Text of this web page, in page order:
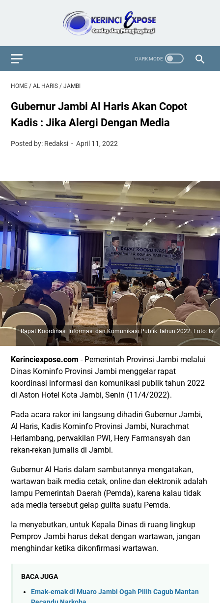
HOME / AL HARIS / JAMBI
Gubernur Jambi Al Haris Akan Copot
Kadis : Jika Alergi Dengan Media
Posted by: Redaksi April 11, 2022
Rapat Koordinasi Informasi dan Komunikasi Publik Tahun 2022. Foto: Ist
Kerinciexpose.com - Pemerintah Provinsi Jambi melalui
Dinas Kominfo Provinsi Jambi menggelar rapat
koordinasi informasi dan komunikasi publik tahun 2022
di Aston Hotel Kota Jambi, Senin (11/4/2022).
Pada acara rakor ini langsung dihadiri Gubernur Jambi,
Al Haris, Kadis Kominfo Provinsi Jambi, Nurachmat
Herlambang, perwakilan PWI, Hery Farmansyah dan
rekan-rekan jurnalis di Jambi.
Gubernur Al Haris dalam sambutannya mengatakan,
wartawan baik media cetak, online dan elektronik adalah
lampu Pemerintah Daerah (Pemda), karena kalau tidak
ada media tersebut gelap gulita suatu Pemda.
Ia menyebutkan, untuk Kepala Dinas di ruang lingkup
Pemprov Jambi harus dekat dengan wartawan, jangan
menghindar ketika dikonfirmasi wartawan.
BACA JUGA
Emak-emak di Muaro Jambi Ogah Pilih Cagub Mantan